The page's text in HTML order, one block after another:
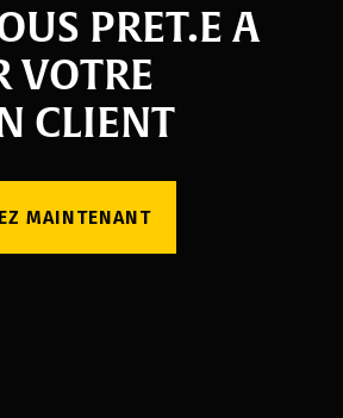
PRET.E A
VOTRE
CLIENT
MAINTENANT